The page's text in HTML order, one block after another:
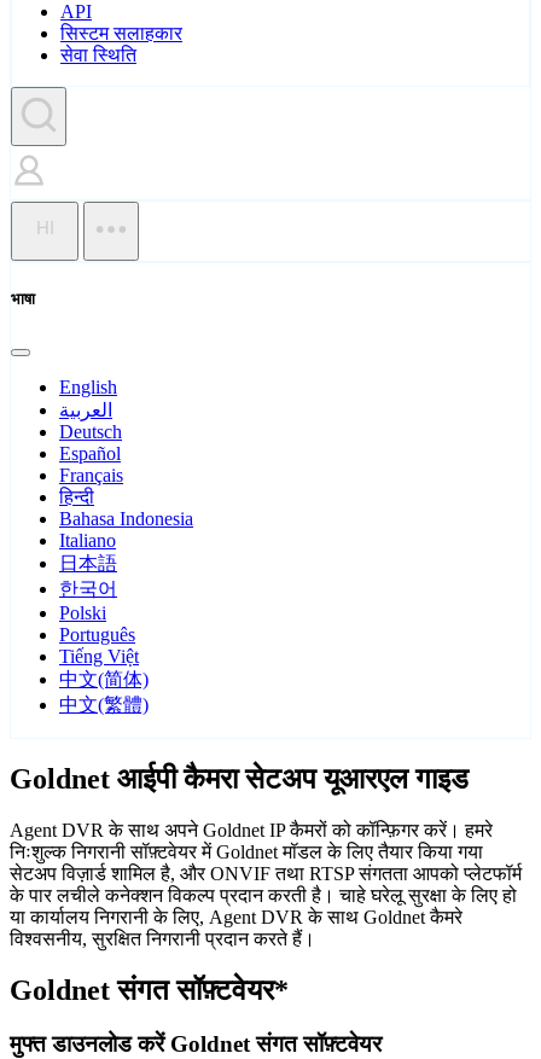
API
सिस्टम सलाहकार
सेवा स्थिति
HI
भाषा
English
العربية
Deutsch
Español
Français
हिन्दी
Bahasa Indonesia
Italiano
日本語
한국어
Polski
Português
Tiếng Việt
中文(简体)
中文(繁體)
Goldnet आईपी कैमरा सेटअप यूआरएल गाइड
Agent DVR के साथ अपने Goldnet IP कैमरों को कॉन्फ़िगर करें। हमरे
निःशुल्क निगरानी सॉफ़्टवेयर में Goldnet मॉडल के लिए तैयार किया गया
सेटअप विज़ार्ड शामिल है, और ONVIF तथा RTSP संगतता आपको प्लेटफॉर्म
के पार लचीले कनेक्शन विकल्प प्रदान करती है। चाहे घरेलू सुरक्षा के लिए हो
या कार्यालय निगरानी के लिए, Agent DVR के साथ Goldnet कैमरे
विश्वसनीय, सुरक्षित निगरानी प्रदान करते हैं।
Goldnet संगत सॉफ़्टवेयर*
मुफ्त डाउनलोड करें Goldnet संगत सॉफ़्टवेयर